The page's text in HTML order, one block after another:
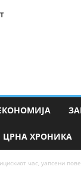
ЦРНА ХРОНИКА
час, уапсени